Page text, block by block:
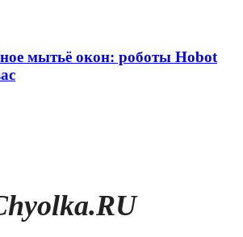
мытьё окон: роботы Hobot